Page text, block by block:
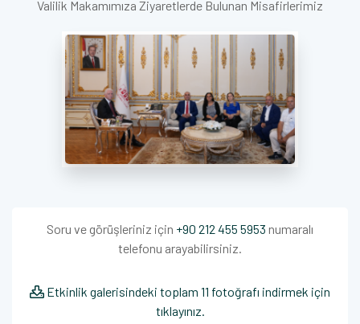
Valilik Makamımıza Ziyaretlerde Bulunan Misafirlerimiz
Soru ve görüşleriniz için +90 212 455 5953 numaralı
telefonu arayabilirsiniz.
Etkinlik galerisindeki toplam 11 fotoğrafı indirmek için
tıklayınız.